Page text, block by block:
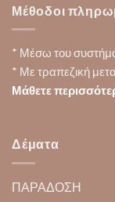
Μέθοδοι
* Μέσω του
* Με τραπεζική
Μάθετε
Δέματα
ΠΑΡΑΔΟΣΗ